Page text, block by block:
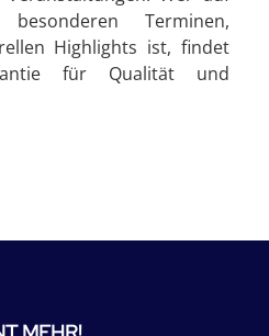
Terminen,
Highlights ist, findet
für Qualität und